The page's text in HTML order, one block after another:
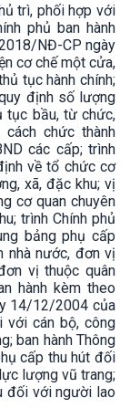
trì, phối hợp với
phủ ban hành
NĐ-CP ngày
cơ chế một cửa,
tục hành chính;
định số lượng
tục bầu, từ chức,
cách chức thành
các cấp; trình
về tổ chức cơ
xã, đặc khu; vị
cơ quan chuyên
trình Chính phủ
bảng phụ cấp
nhà nước, đơn vị
vị thuộc quân
hành kèm theo
14/12/2004 của
với cán bộ, công
ban hành Thông
cấp thu hút đối
lượng vũ trang;
đối với người lao